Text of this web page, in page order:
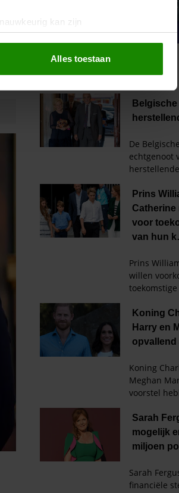
kan zijn
(fingerprinting)
social media te bieden en om ons
met onze partners voor social
andere informatie die u aan ze heeft
akkoord met onze cookies als u
Alles toestaan